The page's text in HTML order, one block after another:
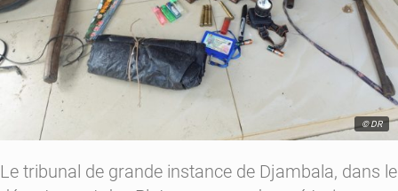
© DR
Le tribunal de grande instance de Djambala, dans le